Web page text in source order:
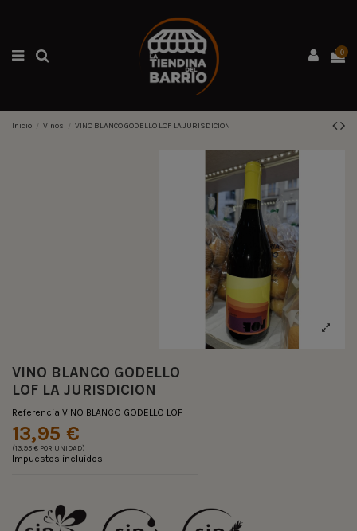
0
Inicio Vinos VINO BLANCO GODELLO LOF LA JURISDICION
VINO BLANCO GODELLO
LOF LA JURISDICION
Referencia VINO BLANCO GODELLO LOF
13,95 €
(13,95 € POR UNIDAD)
Impuestos incluidos